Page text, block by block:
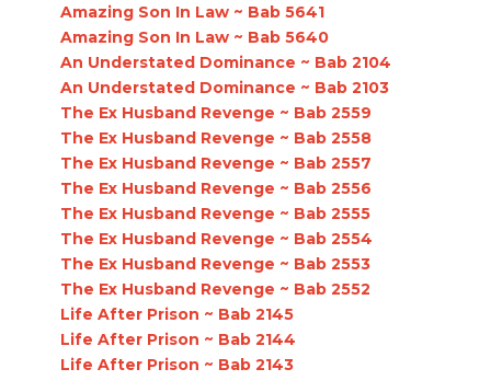
Amazing Son In Law ~ Bab 5641
Amazing Son In Law ~ Bab 5640
An Understated Dominance ~ Bab 2104
An Understated Dominance ~ Bab 2103
The Ex Husband Revenge ~ Bab 2559
The Ex Husband Revenge ~ Bab 2558
The Ex Husband Revenge ~ Bab 2557
The Ex Husband Revenge ~ Bab 2556
The Ex Husband Revenge ~ Bab 2555
The Ex Husband Revenge ~ Bab 2554
The Ex Husband Revenge ~ Bab 2553
The Ex Husband Revenge ~ Bab 2552
Life After Prison ~ Bab 2145
Life After Prison ~ Bab 2144
Life After Prison ~ Bab 2143